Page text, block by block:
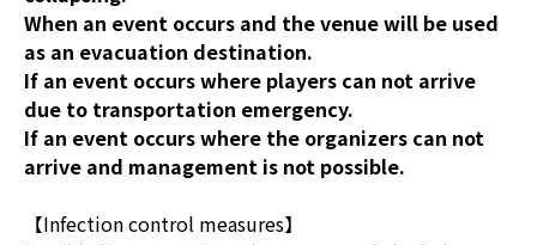
When an event occurs and the venue will be used
as an evacuation destination.
If an event occurs where players can not arrive
due to transportation emergency.
If an event occurs where the organizers can not
arrive and management is not possible.
【Infection control measures】